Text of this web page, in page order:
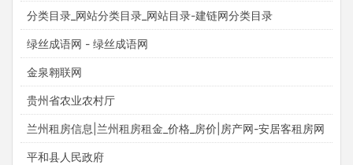
分类目录_网站分类目录_网站目录-建链网分类目录
绿丝成语网 - 绿丝成语网
金泉翱联网
贵州省农业农村厅
兰州租房信息|兰州租房租金_价格_房价|房产网-安居客租房网
平和县人民政府